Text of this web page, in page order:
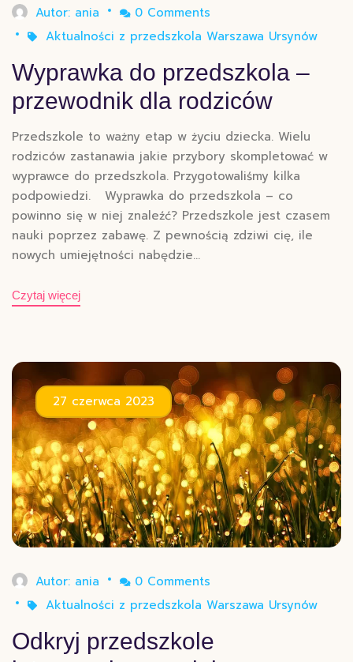
Autor: ania
0 Comments
Aktualności z przedszkola Warszawa Ursynów
Wyprawka do przedszkola –
przewodnik dla rodziców
Przedszkole to ważny etap w życiu dziecka. Wielu
rodziców zastanawia jakie przybory skompletować w
wyprawce do przedszkola. Przygotowaliśmy kilka
podpowiedzi. Wyprawka do przedszkola – co
powinno się w niej znaleźć? Przedszkole jest czasem
nauki poprzez zabawę. Z pewnością zdziwi cię, ile
nowych umiejętności nabędzie…
Czytaj więcej
27 czerwca 2023
Autor: ania
0 Comments
Aktualności z przedszkola Warszawa Ursynów
Odkryj przedszkole